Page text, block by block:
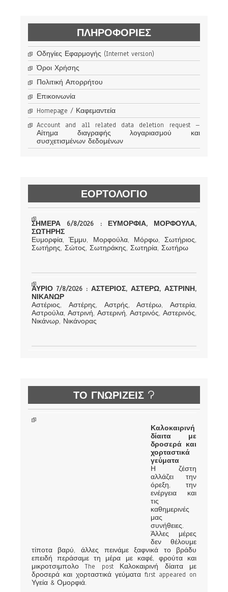
ΠΛΗΡΟΦΟΡΊΕΣ
Οδηγίες Εφαρμογής (Internet version)
Όροι Χρήσης
Πολιτική Απορρήτου
Επικοινωνία
Homepage / Καφεμαντεία
Account and all related data deletion request –
Αίτημα διαγραφής λογαριασμού και
συσχετισμένων δεδομένων
ΕΟΡΤΟΛΟΓΙΟ
ΣΗΜΕΡΑ 6/8/2026 : ΕΥΜΟΡΦΙΑ, ΜΟΡΦΟΥΛΑ,
ΣΩΤΗΡΗΣ
Ευμορφία, Έμμυ, Μορφούλα, Μόρφω, Σωτήριος,
Σωτήρης, Σώτος, Σωτηράκης, Σωτηρία, Σωτήρω
ΑΥΡΙΟ 7/8/2026 : ΑΣΤΕΡΙΟΣ, ΑΣΤΕΡΩ, ΑΣΤΡΙΝΗ,
ΝΙΚΑΝΩΡ
Αστέριος, Αστέρης, Αστρής, Αστέρω, Αστερία,
Αστρούλα, Αστρινή, Αστερινή, Αστρινός, Αστερινός,
Νικάνωρ, Νικάνορας
ΤΟ ΓΝΩΡΙΖΕΙΣ ?
Καλοκαιρινή
δίαιτα με
δροσερά και
χορταστικά
γεύματα
Η ζέστη
αλλάζει την
όρεξη, την
ενέργεια και
τις
καθημερινές
μας
συνήθειες.
Άλλες μέρες
δεν θέλουμε
τίποτα βαρύ, άλλες πεινάμε ξαφνικά το βράδυ
επειδή περάσαμε τη μέρα με καφέ, φρούτα και
μικροτσιμπολο The post Καλοκαιρινή δίαιτα με
δροσερά και χορταστικά γεύματα first appeared on
Υγεία & Ομορφιά.